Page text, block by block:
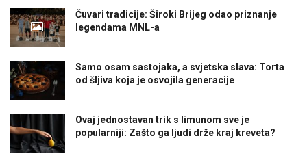
Čuvari tradicije: Široki Brijeg odao priznanje
legendama MNL-a
Samo osam sastojaka, a svjetska slava: Torta
od šljiva koja je osvojila generacije
Ovaj jednostavan trik s limunom sve je
popularniji: Zašto ga ljudi drže kraj kreveta?